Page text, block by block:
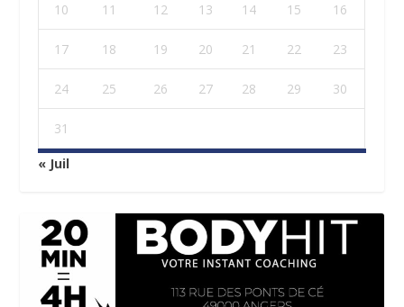
10 11 12 13 14 15 16
17 18 19 20 21 22 23
24 25 26 27 28 29 30
31
« Juil